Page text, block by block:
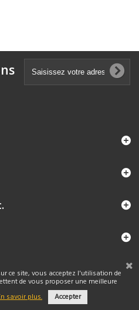
ce site, vous acceptez l'utilisation de
de vous proposer une meilleure
savoir plus. Accepter